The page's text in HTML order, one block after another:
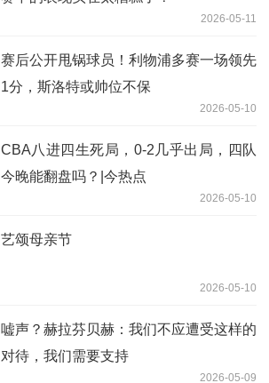
2026-05-11
赛后公开甩锅球员！利物浦多赛一场领先
1分，斯洛特或帅位不保
2026-05-10
CBA八进四生死局，0-2几乎出局，四队
今晚能翻盘吗？|今热点
2026-05-10
艺颂母亲节
2026-05-10
嘘声？赫拉芬贝赫：我们不应遭受这样的
对待，我们需要支持
2026-05-09